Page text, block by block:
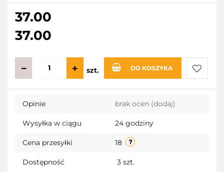
37.00
37.00
szt. DO KOSZYKA
Do
Opinie brak ocen (dodaj)
Wysyłka w ciągu 24 godziny
Cena przesyłki 18
Dostępność 3 szt.